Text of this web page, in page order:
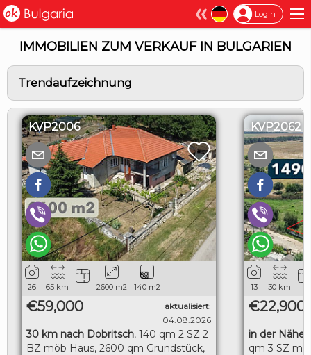
Login ×
IMMOBILIEN ZUM VERKAUF IN BULGARIEN
Trendaufzeichnung
KVP2006
26 65 km 2600 m2 140 m2
€59,000 aktualisiert:
04.08.2026
30 km nach Dobritsch, 140 qm 2 SZ 2
BZ möb Haus, 2600 qm Grundstück,
KVP2062
13 30 km
€22,900
in der Nähe
qm 3 SZ